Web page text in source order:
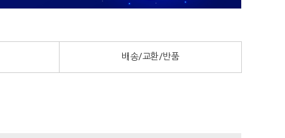
배송/교환/반품